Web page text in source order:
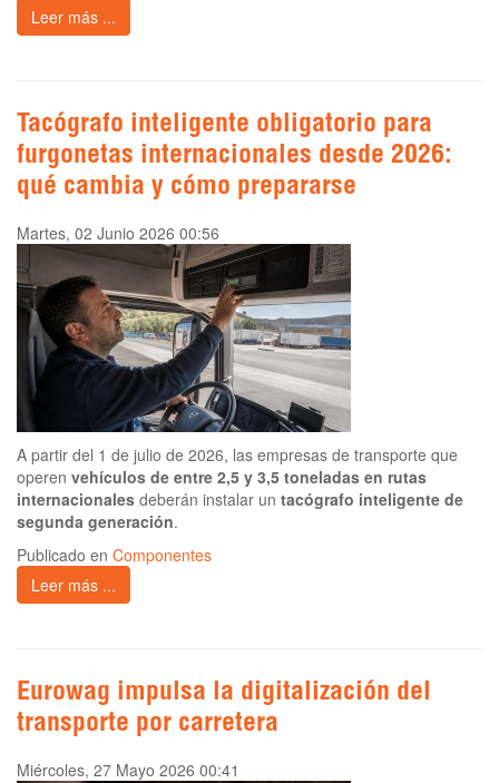
Leer más ...
Tacógrafo inteligente obligatorio para
furgonetas internacionales desde 2026:
qué cambia y cómo prepararse
Martes, 02 Junio 2026 00:56
A partir del 1 de julio de 2026, las empresas de transporte que
operen vehículos de entre 2,5 y 3,5 toneladas en rutas
internacionales deberán instalar un tacógrafo inteligente de
segunda generación.
Publicado en Componentes
Leer más ...
Eurowag impulsa la digitalización del
transporte por carretera
Miércoles, 27 Mayo 2026 00:41